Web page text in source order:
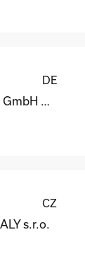
DE
CZ
s.r.o.